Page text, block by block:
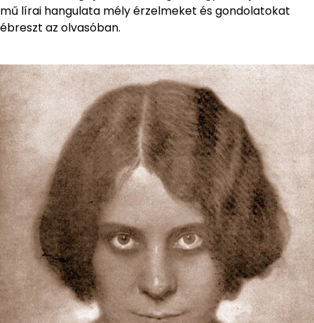
mű lírai hangulata mély érzelmeket és gondolatokat
ébreszt az olvasóban.